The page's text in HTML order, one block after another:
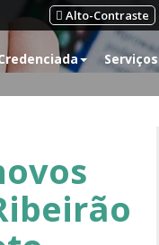
Alto-Contraste
Serviços